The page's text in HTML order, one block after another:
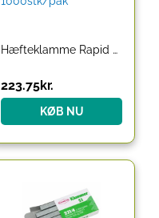
Hæfteklamme Rapid Stand. 24/6 galv. 1000stk/pak
223.75kr.
KØB NU